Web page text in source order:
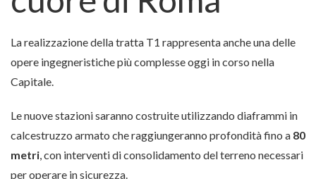
La realizzazione della tratta T1 rappresenta anche una delle
opere ingegneristiche più complesse oggi in corso nella
Capitale.
Le nuove stazioni saranno costruite utilizzando diaframmi in
calcestruzzo armato che raggiungeranno profondità fino a 80
metri, con interventi di consolidamento del terreno necessari
per operare in sicurezza.